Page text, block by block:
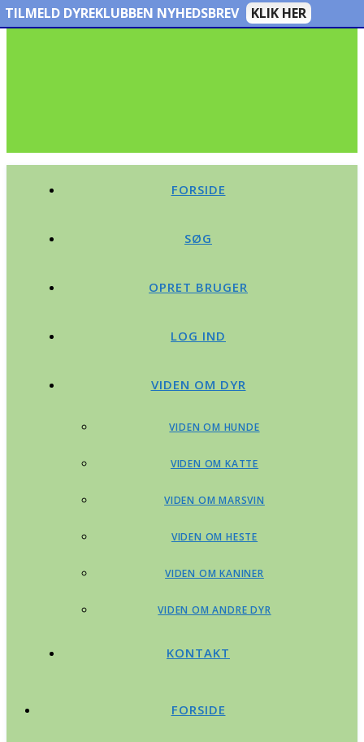
FORSIDE
SØG
OPRET BRUGER
LOG IND
VIDEN OM DYR
VIDEN OM HUNDE
VIDEN OM KATTE
VIDEN OM MARSVIN
VIDEN OM HESTE
VIDEN OM KANINER
VIDEN OM ANDRE DYR
KONTAKT
FORSIDE
TILMELD DYREKLUBBEN NYHEDSBREV KLIK HER